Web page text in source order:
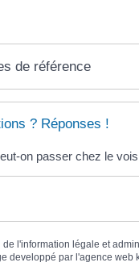
de référence
? Réponses !
on passer chez le
de l'information légale et
developpé par l'agence web